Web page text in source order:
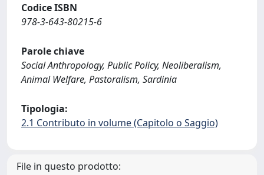
Codice ISBN
978-3-643-80215-6
Parole chiave
Social Anthropology, Public Policy, Neoliberalism,
Animal Welfare, Pastoralism, Sardinia
Tipologia:
2.1 Contributo in volume (Capitolo o Saggio)
File in questo prodotto: